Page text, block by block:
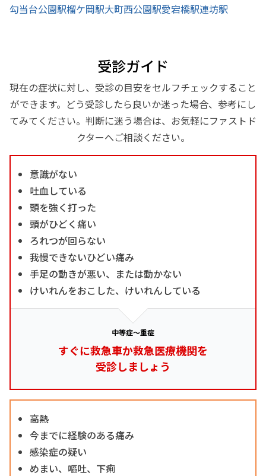
勾当台公園駅榴ケ岡駅大町西公園駅愛宕橋駅連坊駅
受診ガイド
現在の症状に対し、受診の目安をセルフチェックすること
ができます。どう受診したら良いか迷った場合、参考にし
てみてください。判断に迷う場合は、お気軽にファストド
クターへご相談ください。
意識がない
吐血している
頭を強く打った
頭がひどく痛い
ろれつが回らない
我慢できないひどい痛み
手足の動きが悪い、または動かない
けいれんをおこした、けいれんしている
中等症～重症
すぐに救急車か救急医療機関を
受診しましょう
高熱
今までに経験のある痛み
感染症の疑い
めまい、嘔吐、下痢